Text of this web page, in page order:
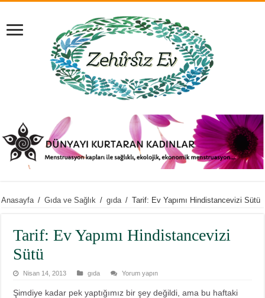
Anasayfa / Gıda ve Sağlık / gıda / Tarif: Ev Yapımı Hindistancevizi Sütü
Tarif: Ev Yapımı Hindistancevizi
Sütü
Nisan 14, 2013 gıda Yorum yapın
Şimdiye kadar pek yaptığımız bir şey değildi, ama bu haftaki